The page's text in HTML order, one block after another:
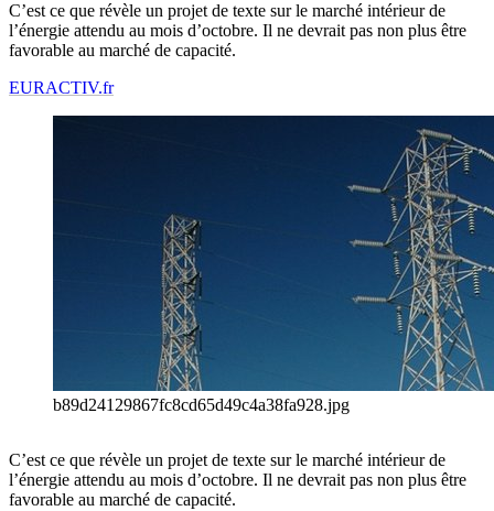
C’est ce que révèle un projet de texte sur le marché intérieur de
l’énergie attendu au mois d’octobre. Il ne devrait pas non plus être
favorable au marché de capacité.
EURACTIV.fr
b89d24129867fc8cd65d49c4a38fa928.jpg
C’est ce que révèle un projet de texte sur le marché intérieur de
l’énergie attendu au mois d’octobre. Il ne devrait pas non plus être
favorable au marché de capacité.